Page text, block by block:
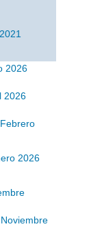
2026
2026
2026